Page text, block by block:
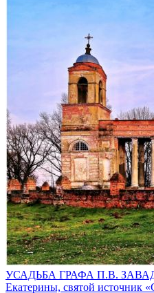
УСАДЬБА ГРАФА П.В.
Екатерины, святой источник